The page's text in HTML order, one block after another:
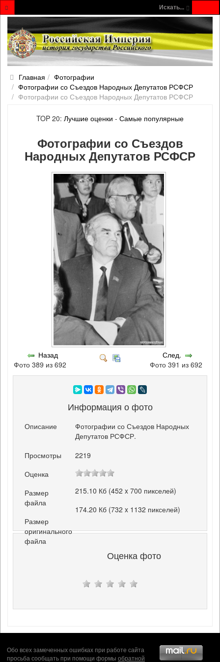
Искать...
Главная
Фотографии
Фотографии со Съездов Народных Депутатов РСФСР
Фотографии со Съездов Народных Депутатов РСФСР
TOP 20: Лучшие оценки - Самые популярные
Фотографии со Съездов
Народных Депутатов РСФСР
Назад
Фото 389 из 692
След.
Фото 391 из 692
Информация о фото
Описание
Фотографии со Съездов Народных
Депутатов РСФСР.
Просмотры
2219
Оценка
Размер
файла
215.10 Кб (452 x 700 пикселей)
Размер
оригинального
файла
174.20 Кб (732 x 1132 пикселей)
Оценка фото
Обо всех замеченных ошибках при работе сайта
просьба сообщать при помощи формы обратной